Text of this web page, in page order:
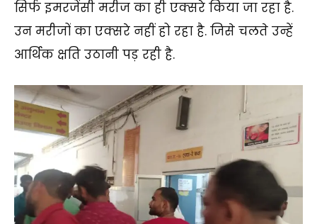
सिर्फ इमरजेंसी मरीज का ही एक्सरे किया जा रहा है.
उन मरीजों का एक्सरे नहीं हो रहा है. जिसे चलते उन्हें
आर्थिक क्षति उठानी पड़ रही है.